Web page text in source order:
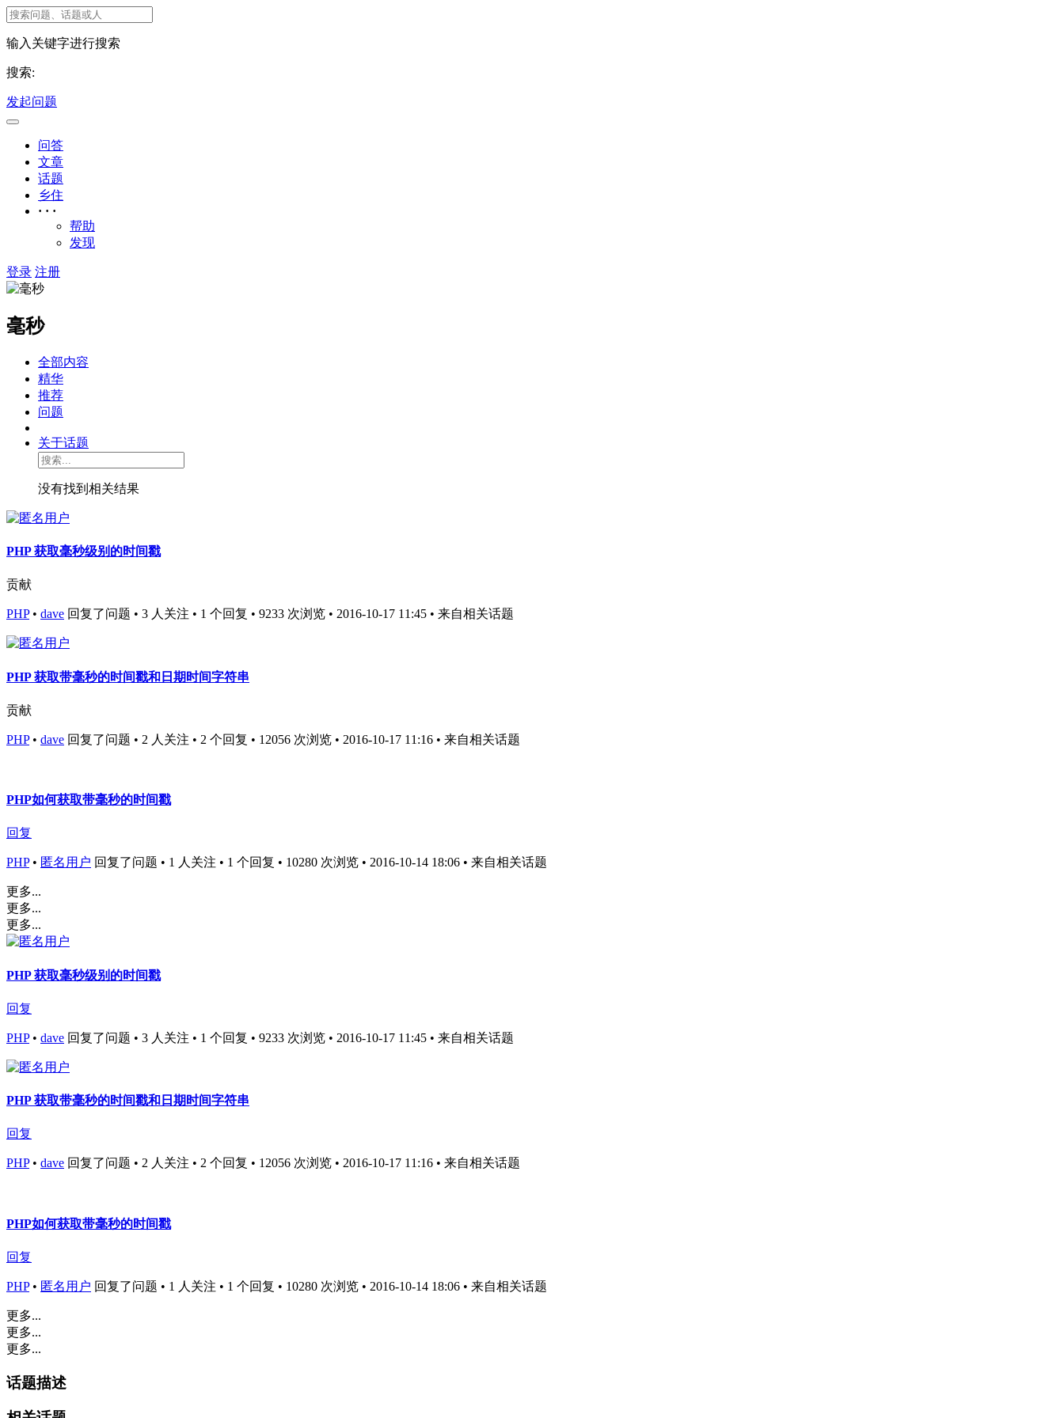
输入关键字进行搜索
搜索:
发起问题
问答
文章
话题
乡住
· · ·
帮助
发现
登录 注册
毫秒
全部内容
精华
推荐
问题
关于话题
没有找到相关结果
PHP 获取毫秒级别的时间戳
贡献
PHP• dave 回复了问题 • 3 人关注 • 1 个回复 • 9233 次浏览 • 2016-10-17 11:45 • 来自相关话题
PHP 获取带毫秒的时间戳和日期时间字符串
贡献
PHP• dave 回复了问题 • 2 人关注 • 2 个回复 • 12056 次浏览 • 2016-10-17 11:16 • 来自相关话题
PHP如何获取带毫秒的时间戳
回复
PHP• 匿名用户 回复了问题 • 1 人关注 • 1 个回复 • 10280 次浏览 • 2016-10-14 18:06 • 来自相关话题
更多...
更多...
更多...
PHP 获取毫秒级别的时间戳
回复
PHP• dave 回复了问题 • 3 人关注 • 1 个回复 • 9233 次浏览 • 2016-10-17 11:45 • 来自相关话题
PHP 获取带毫秒的时间戳和日期时间字符串
回复
PHP• dave 回复了问题 • 2 人关注 • 2 个回复 • 12056 次浏览 • 2016-10-17 11:16 • 来自相关话题
PHP如何获取带毫秒的时间戳
回复
PHP• 匿名用户 回复了问题 • 1 人关注 • 1 个回复 • 10280 次浏览 • 2016-10-14 18:06 • 来自相关话题
更多...
更多...
更多...
话题描述